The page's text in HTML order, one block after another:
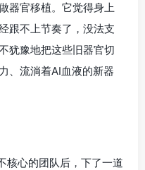
器官移植。它觉得身上
跟不上节奏了，没法支
犹豫地把这些旧器官切
、流淌着AI血液的新器
核心的团队后，下了一道